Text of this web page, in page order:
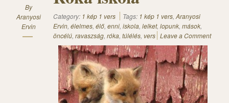
By
Aranyosi
Ervin
Category: 1 kép 1 vers Tags: 1 kép 1 vers, Aranyosi
Ervin, élelmes, élő, enni, iskola, lelket, lopunk, mások,
öncélú, ravaszság, róka, túlélés, vers Leave a Comment